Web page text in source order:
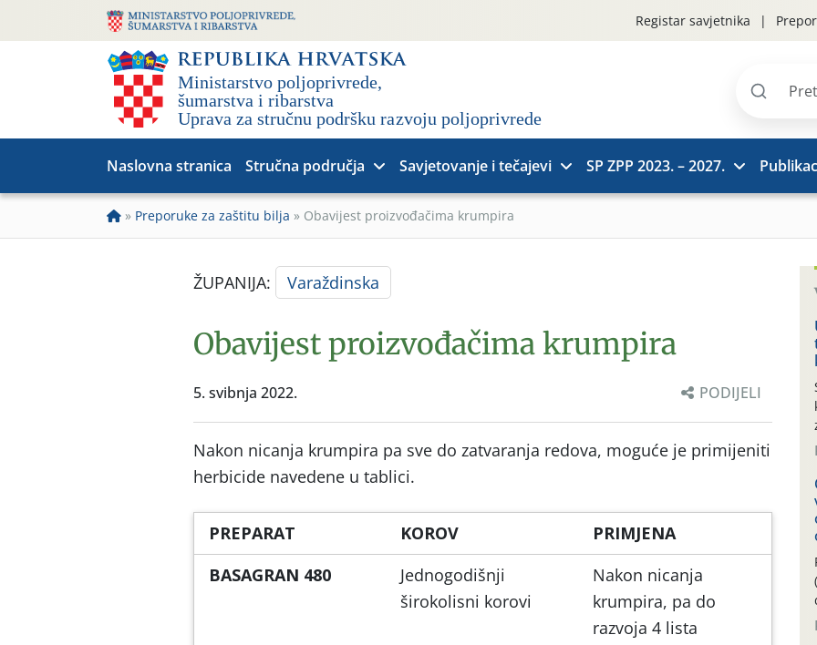
Registar savjetnika
Pretraži
Naslovna stranica Stručna područja Savjetovanje i tečajevi SP ZPP 2023. – 2027.
» Preporuke za zaštitu bilja » Obavijest proizvođačima krumpira
ŽUPANIJA: Varaždinska
Obavijest proizvođačima krumpira
5. svibnja 2022. PODIJELI
Nakon nicanja krumpira pa sve do zatvaranja redova, moguće je primijeniti
herbicide navedene u tablici.
PREPARAT KOROV
PRIMJENA
BASAGRAN 480
Jednogodišnji
širokolisni korovi
Nakon nicanja
krumpira, pa do
razvoja 4 lista